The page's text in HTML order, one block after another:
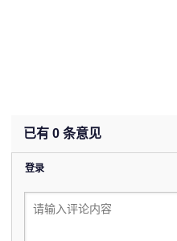
已有 0 条意见
登录